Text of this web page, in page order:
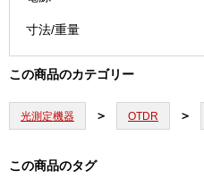
寸法/重量
この商品のカテゴリー
光測定機器 OTDR
この商品のタグ